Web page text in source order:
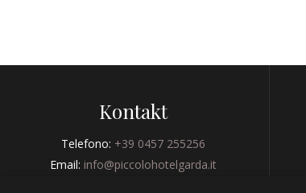
Kontakt
Telefono: +39 0457 255256
Email: info@piccolohotelgarda.it